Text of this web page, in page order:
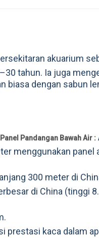
akuarium
tahun. Ia juga
biasa dengan sabun
Pandangan Bawah Air :
menggunakan panel
300 meter di
di China (tinggi
prestasi kaca dalam